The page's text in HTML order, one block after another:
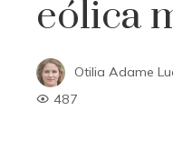
eólica
Otilia Adame
487